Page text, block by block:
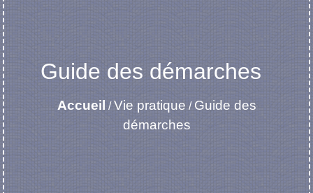
Guide des démarches
Accueil /Vie pratique / Guide des
démarches